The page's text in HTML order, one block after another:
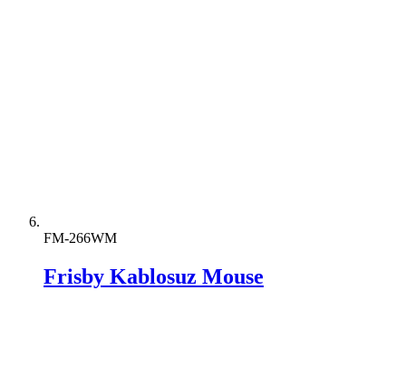
FM-266WM
Frisby Kablosuz Mouse